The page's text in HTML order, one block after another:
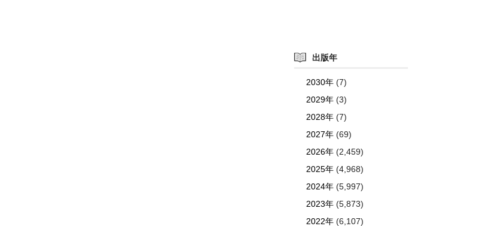
出版年
2030年 (7)
2029年 (3)
2028年 (7)
2027年 (69)
2026年 (2,459)
2025年 (4,968)
2024年 (5,997)
2023年 (5,873)
2022年 (6,107)